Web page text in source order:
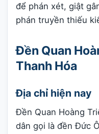
để phán xét, giật
phán truyền thiếu
Đền Quan
Thanh Hóa
Địa chỉ hiện nay
Đền Quan Hoàng
dân gọi là đền Đức